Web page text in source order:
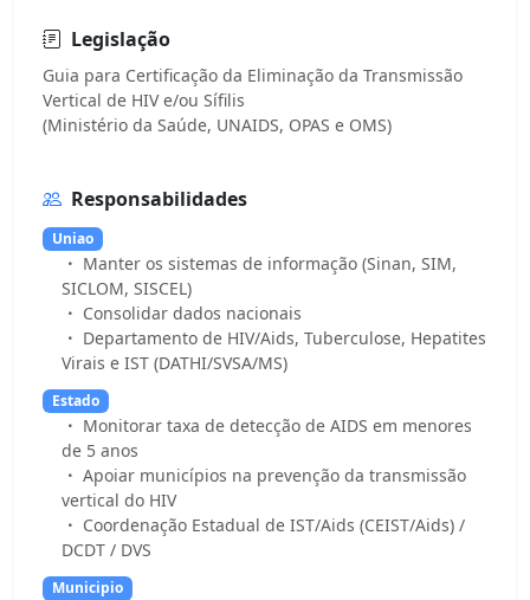
Legislação
Guia para Certificação da Eliminação da Transmissão
Vertical de HIV e/ou Sífilis
Responsabilidades
Uniao
Manter os sistemas de informação (Sinan, SIM,
SICLOM, SISCEL)
Consolidar dados nacionais
Departamento de HIV/Aids, Tuberculose, Hepatites
Virais e IST (DATHI/SVSA/MS)
Estado
Monitorar taxa de detecção de AIDS em menores
de 5 anos
Apoiar municípios na prevenção da transmissão
vertical do HIV
Coordenação Estadual de IST/Aids (CEIST/Aids) /
DCDT / DVS
Municipio